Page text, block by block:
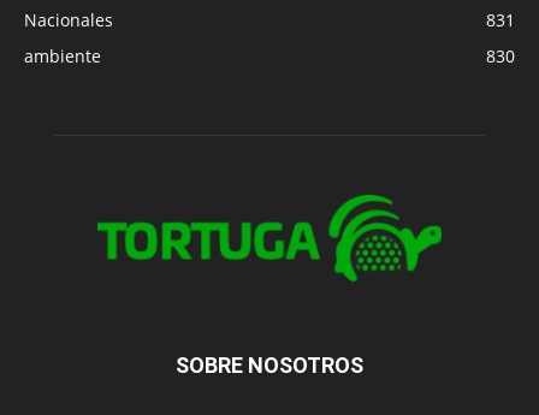
Nacionales
831
ambiente
830
SOBRE NOSOTROS